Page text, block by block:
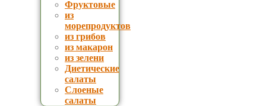
Фруктовые
из
морепродуктов
из грибов
из макарон
из зелени
Диетические
салаты
Слоеные
салаты